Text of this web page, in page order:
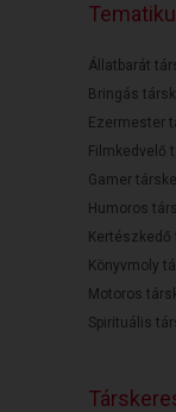
Állatbarát
Bringás
Ezermester
Filmkedvelő
Gamer
Humoros
Könyvmoly
Motoros
Spirituális